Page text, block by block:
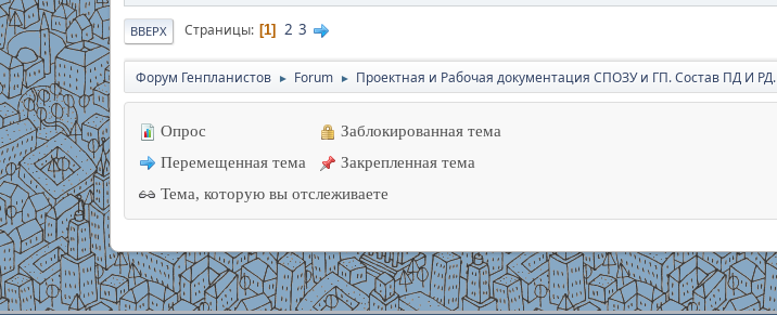
ВВЕРХ Страницы 1 2 3
Форум Генпланистов ► Forum ► Проектная и Рабочая документация СПОЗУ и ГП. Состав ПД И РД.
Опрос
Перемещенная тема
Заблокированная тема
Закрепленная тема
Тема, которую вы отслеживаете